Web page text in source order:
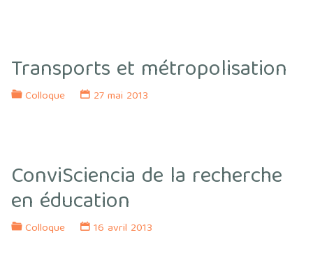
Transports et métropolisation
Colloque 27 mai 2013
ConviSciencia de la recherche
en éducation
Colloque 16 avril 2013